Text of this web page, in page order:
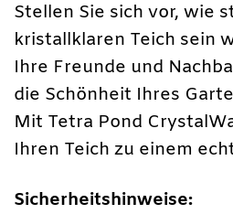
Stellen Sie sich vor, wie
kristallklaren Teich sein
Ihre Freunde und
die Schönheit Ihres
Mit Tetra Pond
Ihren Teich zu einem
Sicherheitshinweise: